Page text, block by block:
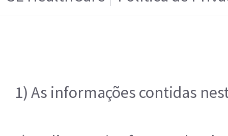
1) As informações contidas